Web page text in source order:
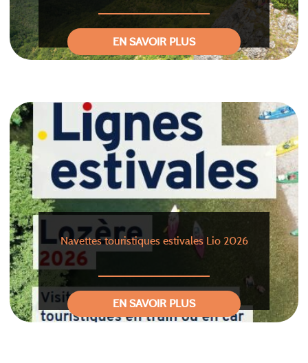
EN SAVOIR PLUS
Navettes touristiques estivales Lio 2026
EN SAVOIR PLUS